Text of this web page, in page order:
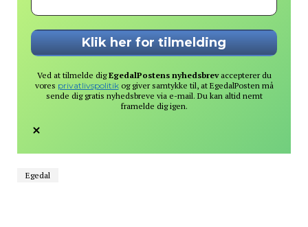
Ved at tilmelde digEgedalPostens nyhedsbrevaccepterer du
vores privatlivspolitikog giver samtykke til, at EgedalPosten må
sende dig gratis nyhedsbreve via e-mail. Du kan altid nemt
framelde dig igen.
Egedal